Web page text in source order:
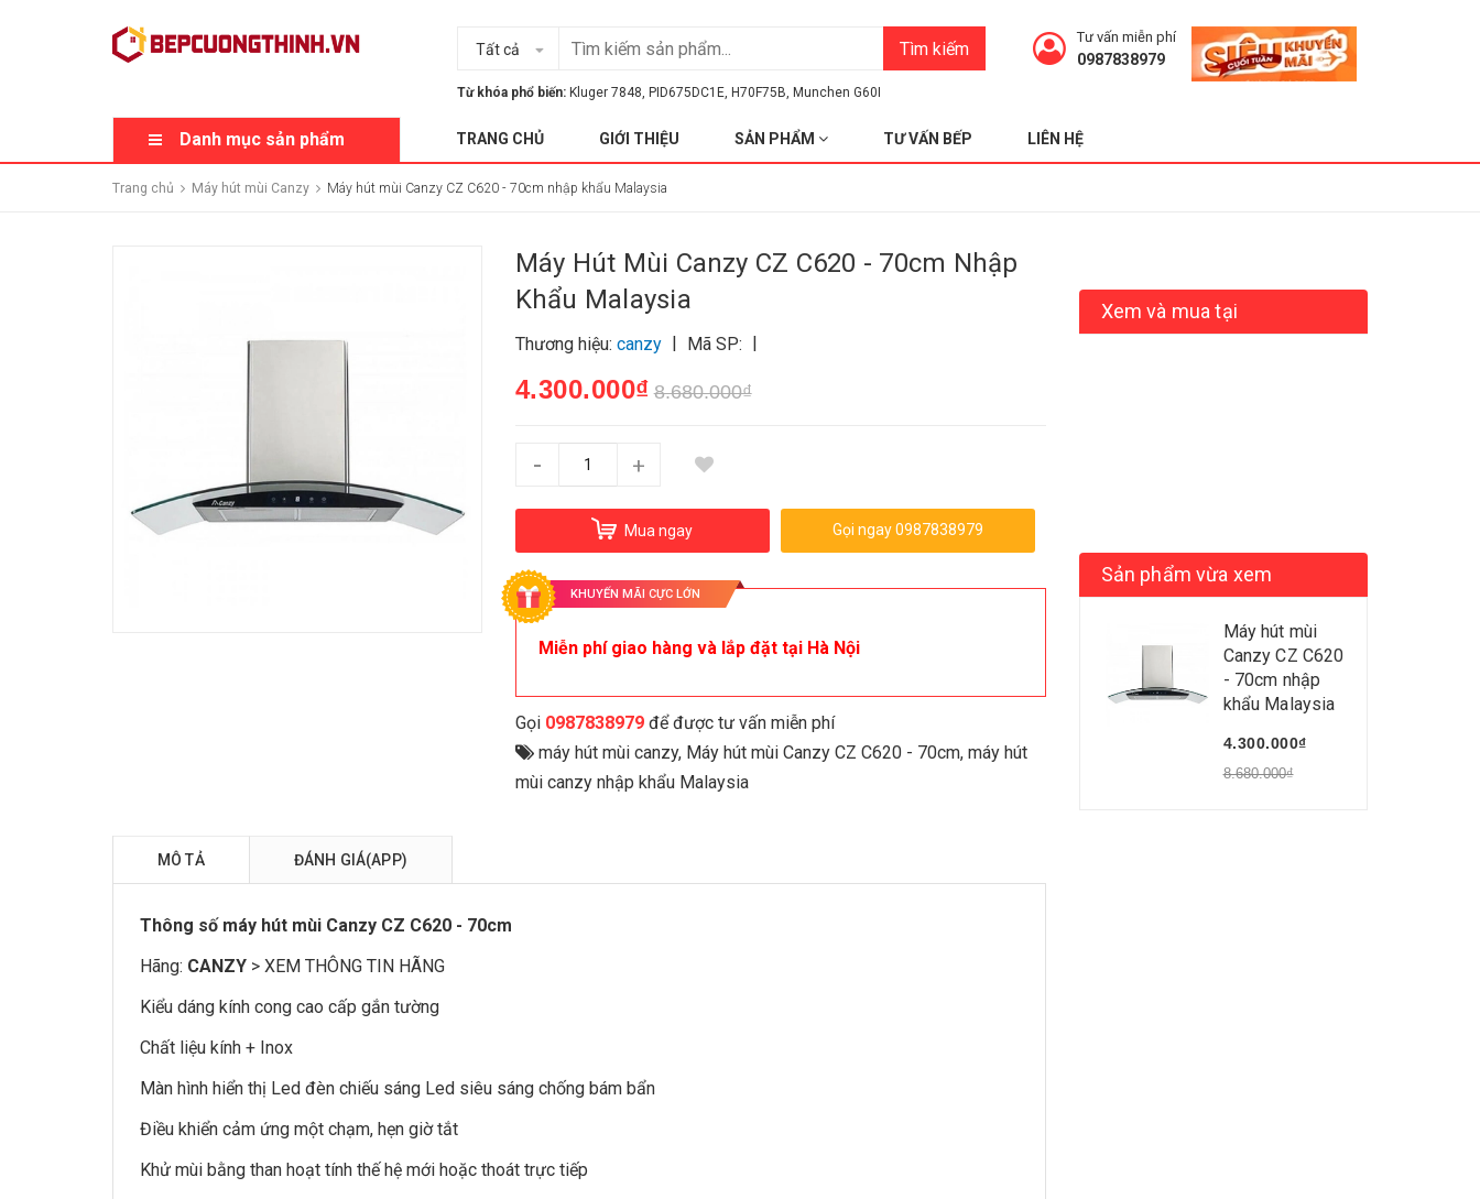
Tất cả Tìm kiếm
Từ khóa phổ biến: Kluger 7848, PID675DC1E, H70F75B, Munchen G60I
Tư vấn miễn phí
0987838979
Danh mục sản phẩm TRANG CHỦ GIỚI THIỆU SẢN PHẨM TƯ VẤN BẾP LIÊN HỆ
Trang chủ Máy hút mùi Canzy Máy hút mùi Canzy CZ C620 - 70cm nhập khẩu Malaysia
Máy Hút Mùi Canzy CZ C620 - 70cm Nhập
Khẩu Malaysia
Thương hiệu: canzy | Mã SP: |
4.300.000₫ 8.680.000₫
- +
Mua ngay Gọi ngay 0987838979
KHUYẾN MÃI CỰC LỚN
Miễn phí giao hàng và lắp đặt tại Hà Nội
Gọi 0987838979để được tư vấn miễn phí
máy hút mùi canzy, Máy hút mùi Canzy CZ C620 - 70cm, máy hút
mùi canzy nhập khẩu Malaysia
MÔ TẢ ĐÁNH GIÁ(APP)
Thông số máy hút mùi Canzy CZ C620 - 70cm
Hãng: CANZY > XEM THÔNG TIN HÃNG
Kiểu dáng kính cong cao cấp gắn tường
Chất liệu kính + Inox
Màn hình hiển thị Led đèn chiếu sáng Led siêu sáng chống bám bẩn
Điều khiển cảm ứng một chạm, hẹn giờ tắt
Khử mùi bằng than hoạt tính thế hệ mới hoặc thoát trực tiếp
Xem và mua tại
Sản phẩm vừa xem
Máy hút mùi
Canzy CZ C620
- 70cm nhập
khẩu Malaysia
4.300.000₫
8.680.000₫